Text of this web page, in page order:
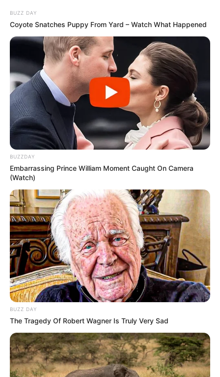
Moldes de EVA trocas
BUZZ DAY
Coyote Snatches Puppy From Yard – Watch What Happened
BUZZDAY
Embarrassing Prince William Moment Caught On Camera
(Watch)
BUZZ DAY
The Tragedy Of Robert Wagner Is Truly Very Sad
Save